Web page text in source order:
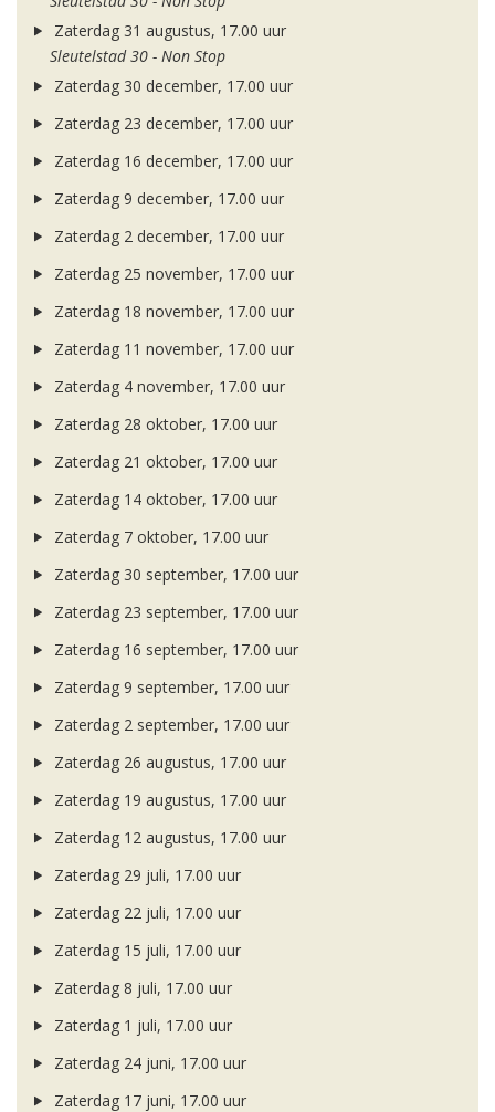
Zaterdag 31 augustus, 17.00 uur
Sleutelstad 30 - Non Stop
Zaterdag 30 december, 17.00 uur
Zaterdag 23 december, 17.00 uur
Zaterdag 16 december, 17.00 uur
Zaterdag 9 december, 17.00 uur
Zaterdag 2 december, 17.00 uur
Zaterdag 25 november, 17.00 uur
Zaterdag 18 november, 17.00 uur
Zaterdag 11 november, 17.00 uur
Zaterdag 4 november, 17.00 uur
Zaterdag 28 oktober, 17.00 uur
Zaterdag 21 oktober, 17.00 uur
Zaterdag 14 oktober, 17.00 uur
Zaterdag 7 oktober, 17.00 uur
Zaterdag 30 september, 17.00 uur
Zaterdag 23 september, 17.00 uur
Zaterdag 16 september, 17.00 uur
Zaterdag 9 september, 17.00 uur
Zaterdag 2 september, 17.00 uur
Zaterdag 26 augustus, 17.00 uur
Zaterdag 19 augustus, 17.00 uur
Zaterdag 12 augustus, 17.00 uur
Zaterdag 29 juli, 17.00 uur
Zaterdag 22 juli, 17.00 uur
Zaterdag 15 juli, 17.00 uur
Zaterdag 8 juli, 17.00 uur
Zaterdag 1 juli, 17.00 uur
Zaterdag 24 juni, 17.00 uur
Zaterdag 17 juni, 17.00 uur